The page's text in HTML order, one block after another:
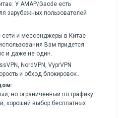
У AMAP/Gaode есть
зарубежных пользователей
и мессенджеры в Китае
Вам придется
и даже не один.
NordVPN, VyprVPN
и обход блокировок..
но ограниченный по трафику.
хороший выбор бесплатных